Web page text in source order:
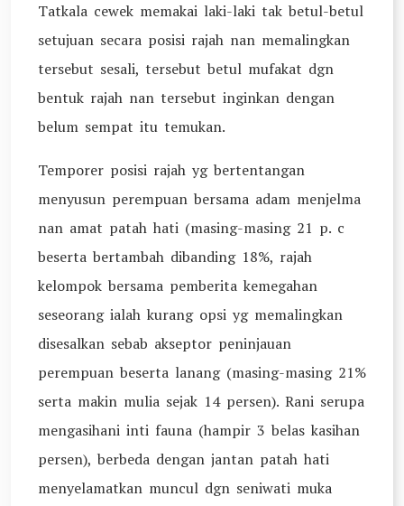
Tatkala cewek memakai laki-laki tak betul-betul
setujuan secara posisi rajah nan memalingkan
tersebut sesali, tersebut betul mufakat dgn
bentuk rajah nan tersebut inginkan dengan
belum sempat itu temukan.
Temporer posisi rajah yg bertentangan
menyusun perempuan bersama adam menjelma
nan amat patah hati (masing-masing 21 p. c
beserta bertambah dibanding 18%, rajah
kelompok bersama pemberita kemegahan
seseorang ialah kurang opsi yg memalingkan
disesalkan sebab akseptor peninjauan
perempuan beserta lanang (masing-masing 21%
serta makin mulia sejak 14 persen). Rani serupa
mengasihani inti fauna (hampir 3 belas kasihan
persen), berbeda dengan jantan patah hati
menyelamatkan muncul dgn seniwati muka